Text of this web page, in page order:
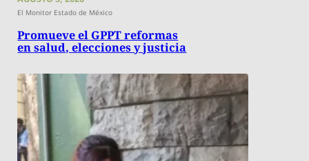
El Monitor Estado de México
Promueve el GPPT reformas
en salud, elecciones y justicia